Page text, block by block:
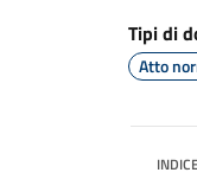
Tipi di
Atto